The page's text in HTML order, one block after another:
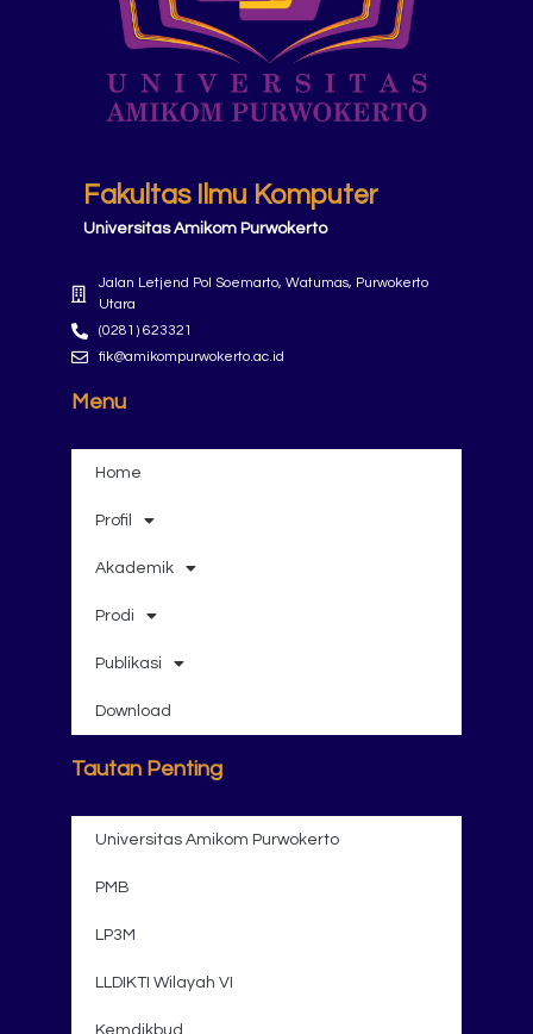
Fakultas Ilmu Komputer
Universitas Amikom Purwokerto
Jalan Letjend Pol Soemarto, Watumas, Purwokerto
Utara
(0281) 623321
fik@amikompurwokerto.ac.id
Menu
Home
Profil
Akademik
Prodi
Publikasi
Download
Tautan Penting
Universitas Amikom Purwokerto
PMB
LP3M
LLDIKTI Wilayah VI
Kemdikbud